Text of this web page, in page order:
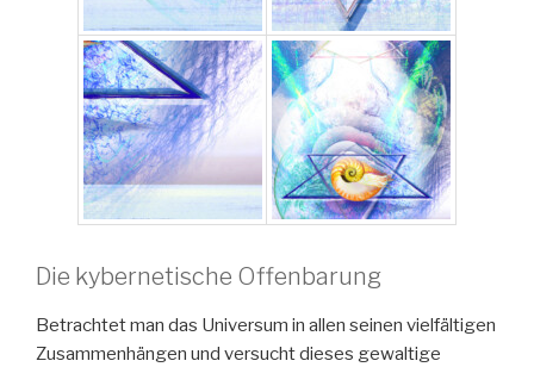
Die kybernetische Offenbarung
Betrachtet man das Universum in allen seinen vielfältigen
Zusammenhängen und versucht dieses gewaltige